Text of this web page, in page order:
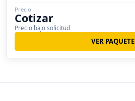
Precio
Cotizar
Precio bajo solicitud
VER PAQUETE